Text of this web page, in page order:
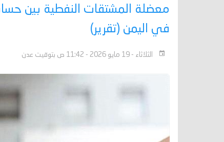
معضلة المشتقات النفطية بين
في اليمن (تقرير)
الثلاثاء - 19 مايو 2026 - 11:42 ص بتوقيت عدن